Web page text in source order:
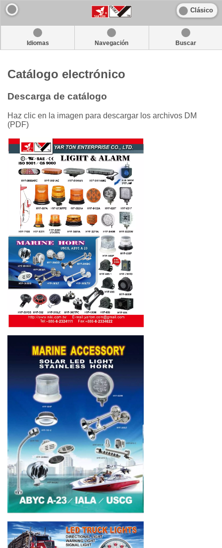
Clásico
Idiomas Navegación Buscar
Catálogo electrónico
Descarga de catálogo
Haz clic en la imagen para descargar los archivos DM
(PDF)